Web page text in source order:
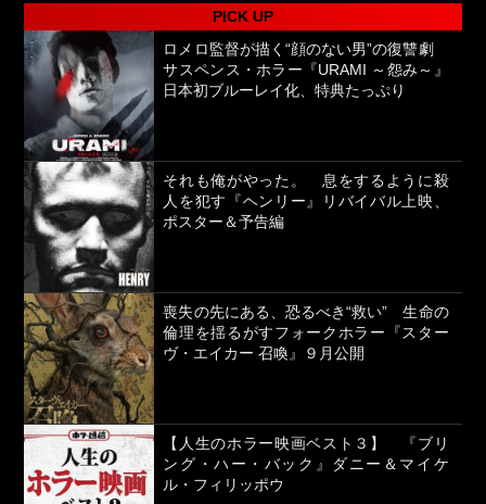
PICK UP
ロメロ監督が描く“顔のない男”の復讐劇
サスペンス・ホラー『URAMI ～怨み～』
日本初ブルーレイ化、特典たっぷり
それも俺がやった。 息をするように殺
人を犯す『ヘンリー』リバイバル上映、
ポスター＆予告編
喪失の先にある、恐るべき“救い” 生命の
倫理を揺るがすフォークホラー『スター
ヴ・エイカー 召喚』９月公開
【人生のホラー映画ベスト３】 『ブリ
ング・ハー・バック』ダニー＆マイケ
ル・フィリッポウ